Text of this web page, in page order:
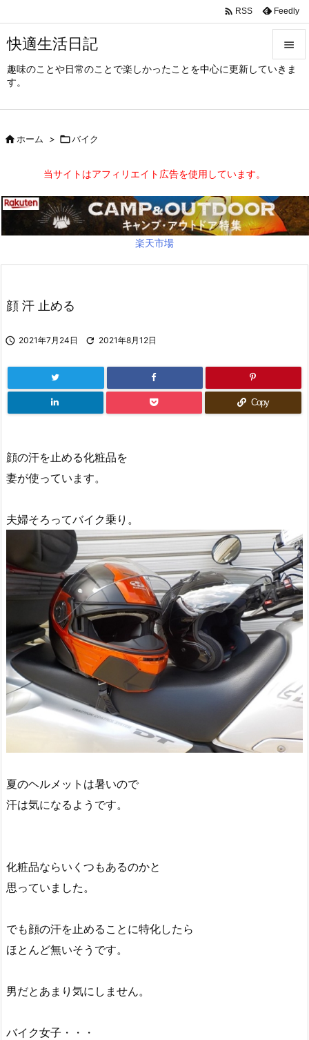
快適生活日記
趣味のことや日常のことで楽しかったことを中心に更新していきま
す。




検索
 RSS Feedly
ホーム > バイク
当サイトはアフィリエイト広告を使用しています。
楽天市場
顔 汗 止める
 2021年7月24日  2021年8月12日
Copy
顔の汗を止める化粧品を
妻が使っています。
夫婦そろってバイク乗り。
夏のヘルメットは暑いので
汗は気になるようです。
化粧品ならいくつもあるのかと
思っていました。
でも顔の汗を止めることに特化したら
ほとんど無いそうです。
男だとあまり気にしません。
バイク女子・・・